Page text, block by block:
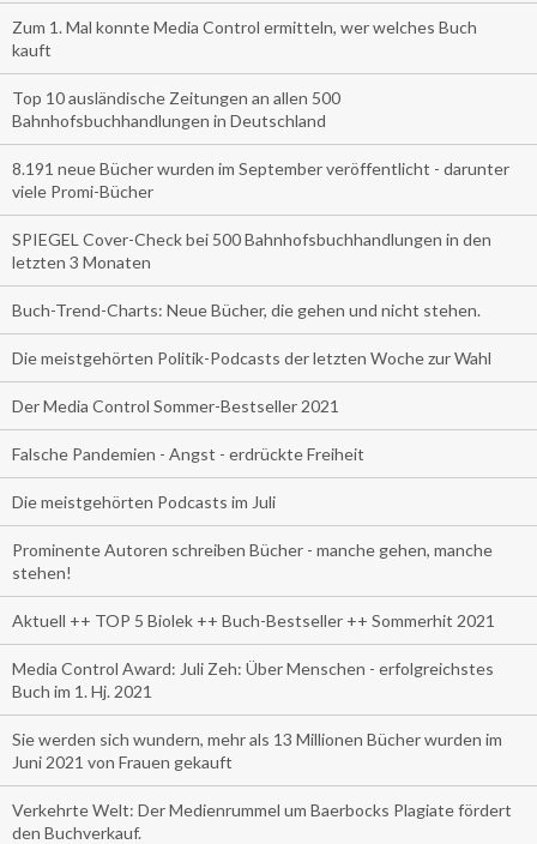
Zum 1. Mal konnte Media Control ermitteln, wer welches Buch
kauft
Top 10 ausländische Zeitungen an allen 500
Bahnhofsbuchhandlungen in Deutschland
8.191 neue Bücher wurden im September veröffentlicht - darunter
viele Promi-Bücher
SPIEGEL Cover-Check bei 500 Bahnhofsbuchhandlungen in den
letzten 3 Monaten
Buch-Trend-Charts: Neue Bücher, die gehen und nicht stehen.
Die meistgehörten Politik-Podcasts der letzten Woche zur Wahl
Der Media Control Sommer-Bestseller 2021
Falsche Pandemien - Angst - erdrückte Freiheit
Die meistgehörten Podcasts im Juli
Prominente Autoren schreiben Bücher - manche gehen, manche
stehen!
Aktuell ++ TOP 5 Biolek ++ Buch-Bestseller ++ Sommerhit 2021
Media Control Award: Juli Zeh: Über Menschen - erfolgreichstes
Buch im 1. Hj. 2021
Sie werden sich wundern, mehr als 13 Millionen Bücher wurden im
Juni 2021 von Frauen gekauft
Verkehrte Welt: Der Medienrummel um Baerbocks Plagiate fördert
den Buchverkauf.